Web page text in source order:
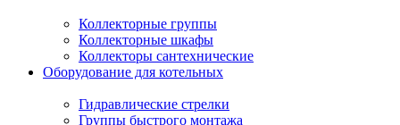
Коллекторные группы
Коллекторные шкафы
Коллекторы сантехнические
Оборудование для котельных
Гидравлические стрелки
Группы быстрого монтажа